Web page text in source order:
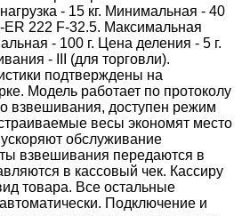
- 15 кг. Минимальная - 40
ER 222 F-32.5. Максимальная
- 100 г. Цена деления - 5 г.
- III (для торговли).
подтверждены на
Модель работает по протоколу
взвешивания, доступен режим
весы экономят место
обслуживание
взвешивания передаются в
в кассовый чек. Кассиру
товара. Все остальные
Подключение и